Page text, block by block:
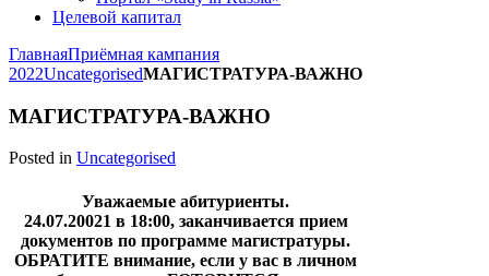
Целевой капитал
ГлавнаяПриёмная кампания
2022UncategorisedМАГИСТРАТУРА-ВАЖНО
МАГИСТРАТУРА-ВАЖНО
Posted in Uncategorised
Уважаемые абитуриенты.
24.07.20021 в 18:00, заканчивается прием
документов по программе магистратуры.
ОБРАТИТЕ внимание, если у вас в личном